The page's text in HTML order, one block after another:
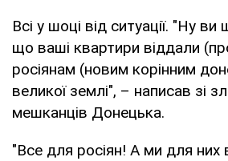
Всі у шоці від ситуації. "Ну
що ваші квартири віддали
росіянам (новим корінним
великої землі", – написав зі
мешканців Донецька.
"Все для росіян! А ми для них